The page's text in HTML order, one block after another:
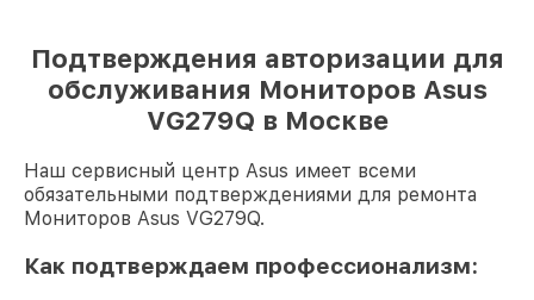
Подтверждения авторизации для
обслуживания Мониторов Asus
VG279Q в Москве
Наш сервисный центр Asus имеет всеми
обязательными подтверждениями для ремонта
Мониторов Asus VG279Q.
Как подтверждаем профессионализм: